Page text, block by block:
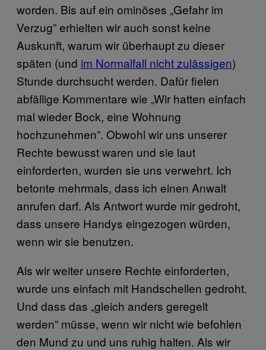
worden. Bis auf ein ominöses „Gefahr im
Verzug” erhielten wir auch sonst keine
Auskunft, warum wir überhaupt zu dieser
späten (und im Normalfall nicht zulässigen)
Stunde durchsucht werden. Dafür fielen
abfällige Kommentare wie „Wir hatten einfach
mal wieder Bock, eine Wohnung
hochzunehmen”. Obwohl wir uns unserer
Rechte bewusst waren und sie laut
einforderten, wurden sie uns verwehrt. Ich
betonte mehrmals, dass ich einen Anwalt
anrufen darf. Als Antwort wurde mir gedroht,
dass unsere Handys eingezogen würden,
wenn wir sie benutzen.
Als wir weiter unsere Rechte einforderten,
wurde uns einfach mit Handschellen gedroht.
Und dass das „gleich anders geregelt
werden” müsse, wenn wir nicht wie befohlen
den Mund zu und uns ruhig halten. Als wir